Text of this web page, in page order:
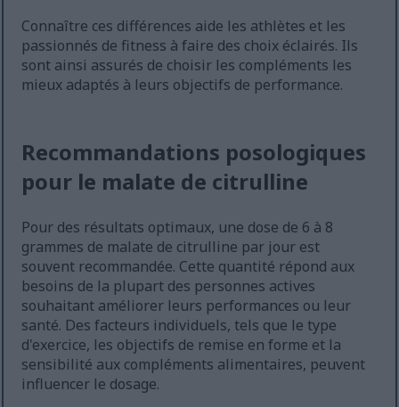
Connaître ces différences aide les athlètes et les
passionnés de fitness à faire des choix éclairés. Ils
sont ainsi assurés de choisir les compléments les
mieux adaptés à leurs objectifs de performance.
Recommandations posologiques
pour le malate de citrulline
Pour des résultats optimaux, une dose de 6 à 8
grammes de malate de citrulline par jour est
souvent recommandée. Cette quantité répond aux
besoins de la plupart des personnes actives
souhaitant améliorer leurs performances ou leur
santé. Des facteurs individuels, tels que le type
d'exercice, les objectifs de remise en forme et la
sensibilité aux compléments alimentaires, peuvent
influencer le dosage.